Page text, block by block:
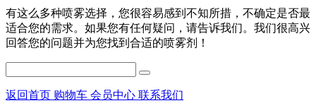
有这么多种喷雾选择，您很容易感到不知所措，不确定是否最
适合您的需求。如果您有任何疑问，请告诉我们。我们很高兴
回答您的问题并为您找到合适的喷雾剂！
返回首页 购物车 会员中心 联系我们